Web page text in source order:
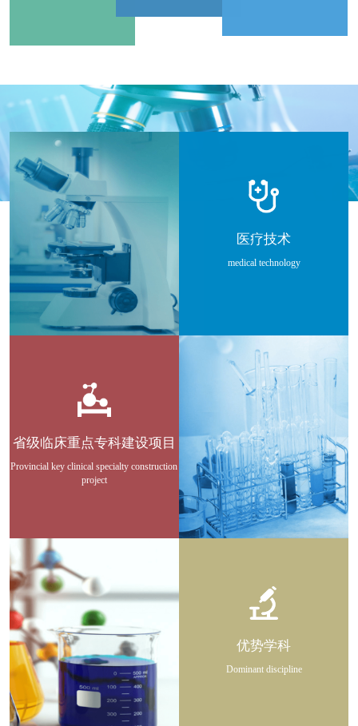
医疗技术
medical technology
省级临床重点专科建设项目
Provincial key clinical specialty construction
project
优势学科
Dominant discipline